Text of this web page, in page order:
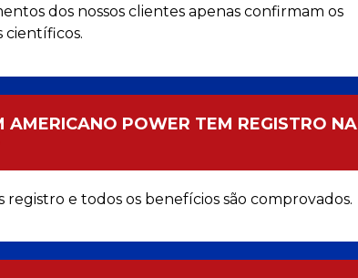
dos nossos clientes apenas confirmam os
científicos.
AMERICANO POWER TEM REGISTRO NA
registro e todos os benefícios são comprovados.